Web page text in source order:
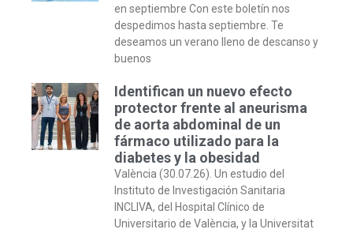
en septiembre Con este boletín nos
despedimos hasta septiembre. Te
deseamos un verano lleno de descanso y
buenos
Identifican un nuevo efecto
protector frente al aneurisma
de aorta abdominal de un
fármaco utilizado para la
diabetes y la obesidad
València (30.07.26). Un estudio del
Instituto de Investigación Sanitaria
INCLIVA, del Hospital Clínico de
Universitario de València, y la Universitat